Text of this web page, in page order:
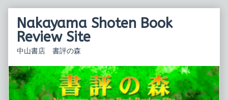
contentNakayama Shoten Book
Review Site
中山書店 書評の森